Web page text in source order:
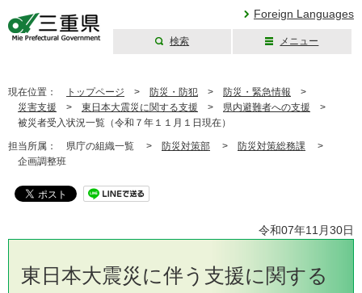
Foreign Languages
検索 メニュー
現在位置： トップページ > 防災・防犯 > 防災・緊急情報 >
災害支援 > 東日本大震災に関する支援 > 県内避難者への支援 >
被災者受入状況一覧（令和７年１１月１日現在）
担当所属： 県庁の組織一覧 > 防災対策部 > 防災対策総務課 >
企画調整班
令和07年11月30日
東日本大震災に伴う支援に関する